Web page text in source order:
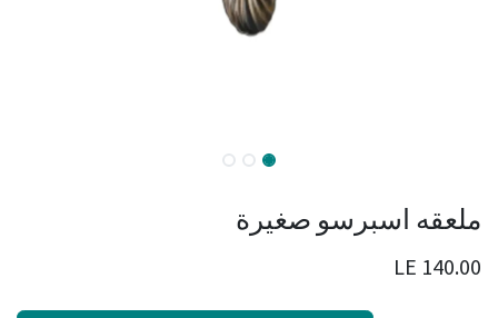
ملعقه اسبرسو صغيرة
140.00